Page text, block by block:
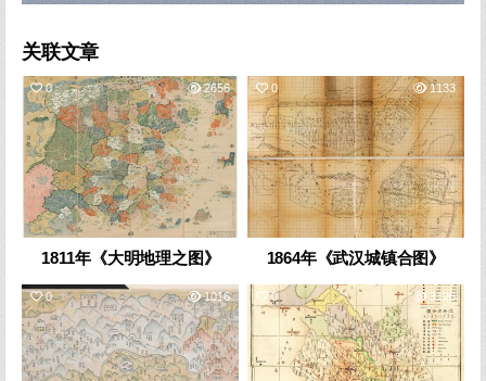
关联文章
0 2656
1811年《大明地理之图》
0 1133
1864年《武汉城镇合图》
0 1016 0 3126